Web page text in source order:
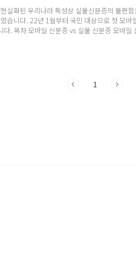
실화된 우리나라 특성상 실물신분증의 불편
습니다. 22년 1월부터 국민 대상으로 첫 모바
. 목차 모바일 신분증 vs 실물 신분증 모바일
신분증은 더 이상 발급할 수 없는 것일까요? 답
1